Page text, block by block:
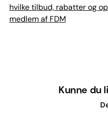
hvilke tilbud, rabatter og
medlem af FDM
Kunne du